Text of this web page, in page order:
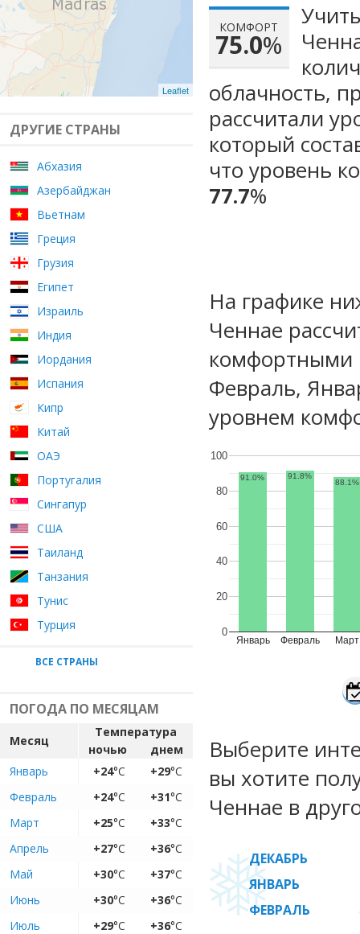
Leaflet
ДРУГИЕ СТРАНЫ
Абхазия
Азербайджан
Вьетнам
Греция
Грузия
Египет
Израиль
Индия
Иордания
Испания
Кипр
Китай
ОАЭ
Португалия
Сингапур
США
Таиланд
Танзания
Тунис
Турция
ВСЕ СТРАНЫ
ПОГОДА ПО МЕСЯЦАМ
Месяц
Температура
ночью
днем
Январь
+24°C +29°C
Февраль
+24°C +31°C
Март
+25°C +33°C
Апрель
+27°C +36°C
Май
+30°C +37°C
Июнь
+30°C +36°C
Июль
+29°C +36°C
КОМФОРТ
75.0%
облачность,
рассчитали
который
что уровень
77.7%
На графике
Ченнае
комфортными
Февраль,
уровнем
Январь Февраль Март
0
20
40
60
80
100
91.0% 91.8%
88.1%
Выберите
вы хотите
Ченнае в
ДЕКАБРЬ
ЯНВАРЬ
ФЕВРАЛЬ